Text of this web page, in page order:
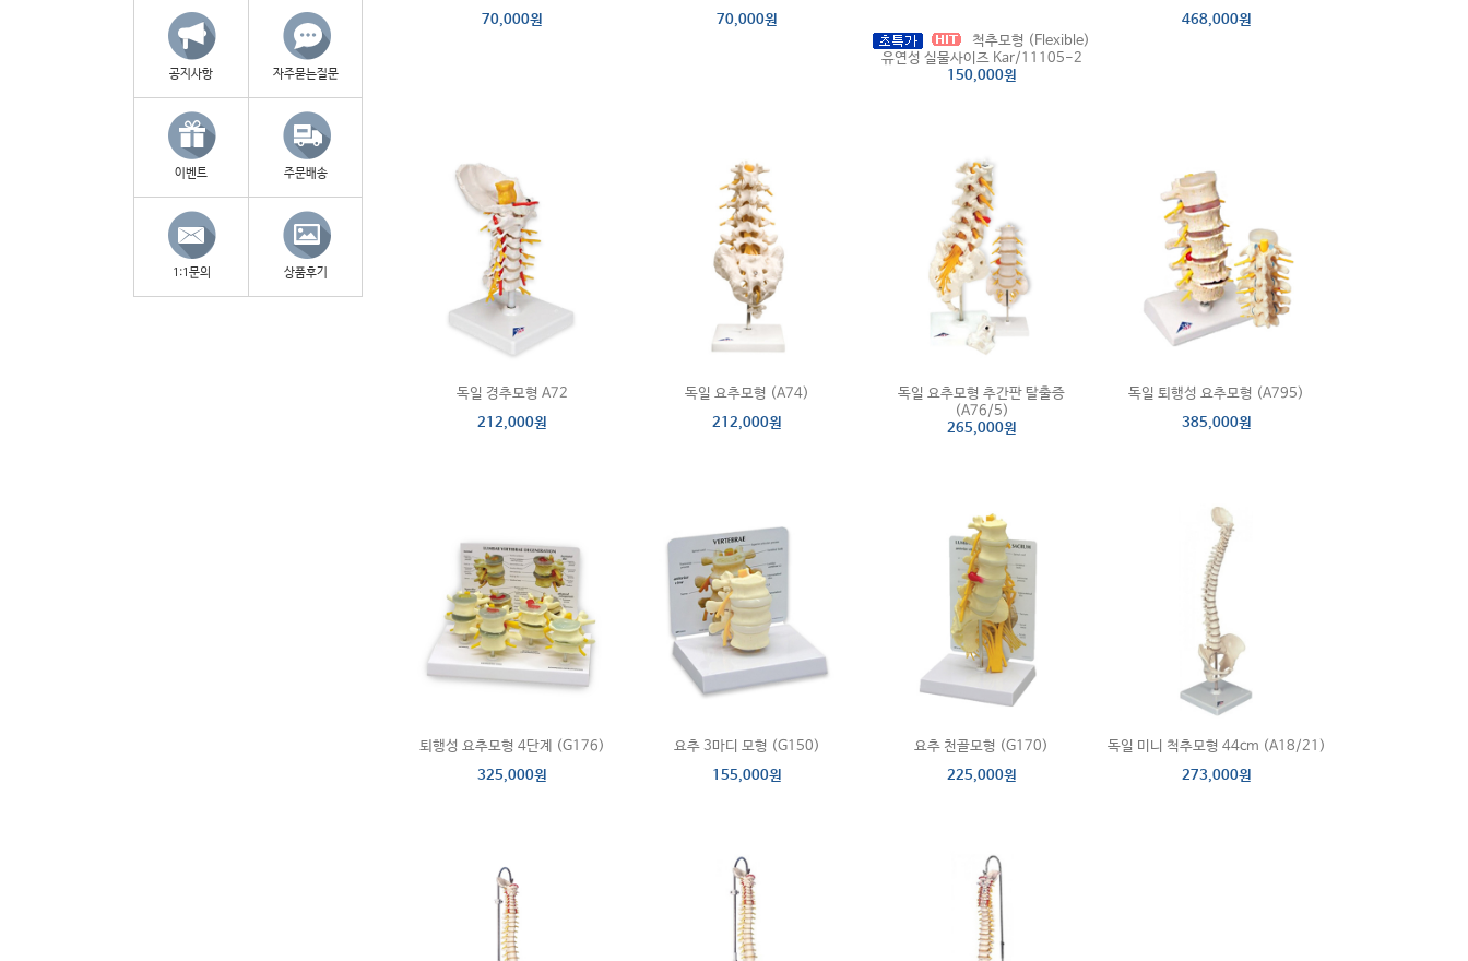
공지사항 자주묻는질문
이벤트 주문배송
1:1문의 상품후기
70,000원
70,000원
척추모형 (Flexible)
유연성 실물사이즈 Kar/11105-2
150,000원
468,000원
독일 경추모형 A72
212,000원
독일 요추모형 (A74)
212,000원
독일 요추모형 추간판 탈출증
(A76/5)
265,000원
독일 퇴행성 요추모형 (A795)
385,000원
퇴행성 요추모형 4단계 (G176)
325,000원
요추 3마디 모형 (G150)
155,000원
요추 천골모형 (G170)
225,000원
독일 미니 척추모형 44cm (A18/21)
273,000원